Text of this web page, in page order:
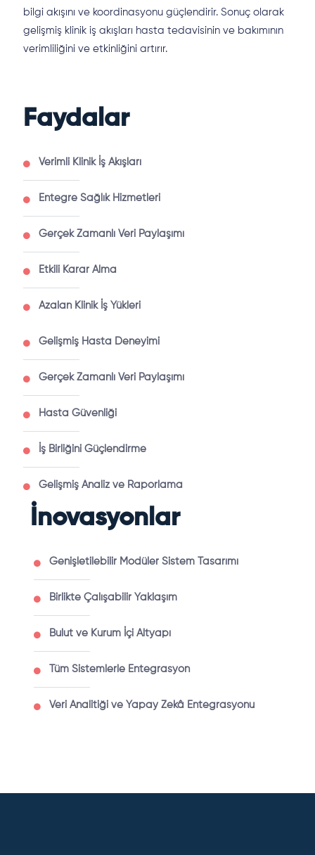
bilgi akışını ve koordinasyonu güçlendirir. Sonuç olarak
gelişmiş klinik iş akışları hasta tedavisinin ve bakımının
verimliliğini ve etkinliğini artırır.
Faydalar
Verimli Klinik İş Akışları
Entegre Sağlık Hizmetleri
Gerçek Zamanlı Veri Paylaşımı
Etkili Karar Alma
Azalan Klinik İş Yükleri
Gelişmiş Hasta Deneyimi
Gerçek Zamanlı Veri Paylaşımı
Hasta Güvenliği
İş Birliğini Güçlendirme
Gelişmiş Analiz ve Raporlama
İnovasyonlar
Genişletilebilir Modüler Sistem Tasarımı
Birlikte Çalışabilir Yaklaşım
Bulut ve Kurum İçi Altyapı
Tüm Sistemlerle Entegrasyon
Veri Analitiği ve Yapay Zekâ Entegrasyonu